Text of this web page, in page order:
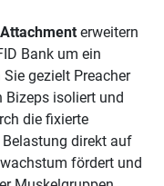
erweitern
Bank um ein
gezielt Preacher
Bizeps isoliert und
die fixierte
direkt auf
fördert und